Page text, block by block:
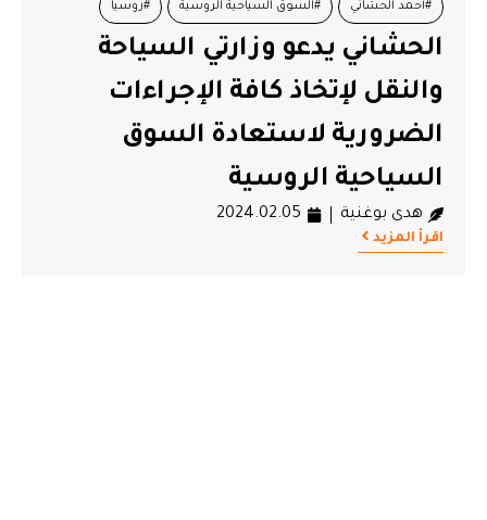
#أحمد الحشاني #السوق السياحية الروسية #روسيا
#سياح #مجلس وزاري
الحشاني يدعو وزارتي السياحة
والنقل لإتخاذ كافة الإجراءات
الضرورية لاستعادة السوق
السياحية الروسية
هدى بوغنية 2024.02.05
اقرأ المزيد